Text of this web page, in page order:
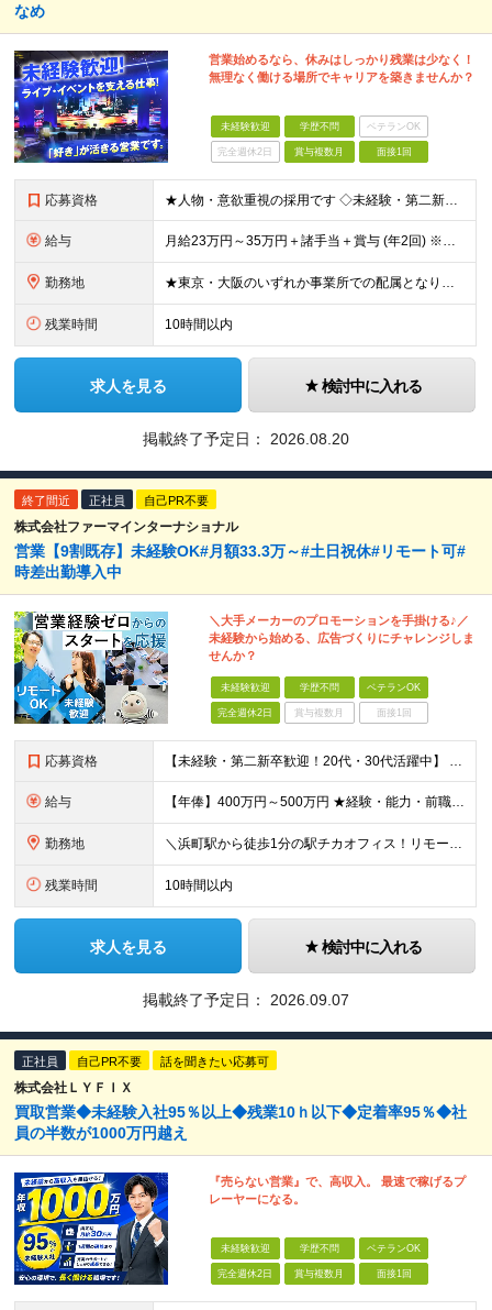
なめ
営業始めるなら、休みはしっかり残業は少なく！
無理なく働ける場所でキャリアを築きませんか？
未経験歓迎 学歴不問 ベテランOK
完全週休2日 賞与複数月 面接1回
応募資格 ★人物・意欲重視の採用です ◇未経験・第二新卒歓迎！ ◇39歳以下の方（※長期キャリア形成のため） ＜こんな方を歓迎します！＞ ◇音楽が好き、よくライブに行く方 ◇楽器店や家電量販店などでの販売経
給与 月給23万円～35万円＋諸手当＋賞与 (年2回) ※経験・能力を考慮の上、当社規定により優遇いたします。 ※試用期間6ヶ月あり。期間中の待遇変更はありません。 ※残業代全額支給
勤務地 ★東京・大阪のいずれか事業所での配属となります ★希望・居住地を考慮したうえで決定します 【東京本社】 東京都千代田区九段北1-5-10 九段クレストビル3階 【本社】 大阪府大阪市中央区城見2-
残業時間 10時間以内
求人を見る 検討中に入れる
掲載終了予定日： 2026.08.20
終了間近 正社員 自己PR不要
株式会社ファーマインターナショナル
営業【9割既存】未経験OK#月額33.3万～#土日祝休#リモート可#
時差出勤導入中
＼大手メーカーのプロモーションを手掛ける♪／
未経験から始める、広告づくりにチャレンジしま
せんか？
未経験歓迎 学歴不問 ベテランOK
完全週休2日 賞与複数月 面接1回
応募資格 【未経験・第二新卒歓迎！20代・30代活躍中】 ●学歴不問 ●職種・業界未経験歓迎！ ★特別な営業スキルや専門知識は不問です ＼こんな方にピッタリの環境です／ ★毎日テレアポを繰り返す営業から脱却し
給与 【年俸】400万円～500万円 ★経験・能力・前職の給与等を最大限考慮の上、当社規定により決定します。 ※年俸額を12分割し、月々1/12（33.3万円～41.6万円）ずつ支給します。 ※月額に調整
勤務地 ＼浜町駅から徒歩1分の駅チカオフィス！リモート勤務可◎／ 【本社】東京都中央区日本橋浜町2-31-1 浜町センタービル9F (変更の範囲)上記を除く当社関連勤務地
残業時間 10時間以内
求人を見る 検討中に入れる
掲載終了予定日： 2026.09.07
正社員 自己PR不要 話を聞きたい応募可
株式会社ＬＹＦＩＸ
買取営業◆未経験入社95％以上◆残業10ｈ以下◆定着率95％◆社
員の半数が1000万円越え
『売らない営業』で、高収入。 最速で稼げるプ
レーヤーになる。
未経験歓迎 学歴不問 ベテランOK
完全週休2日 賞与複数月 面接1回